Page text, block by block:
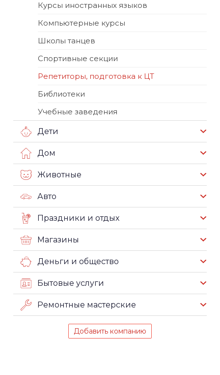
Курсы иностранных языков
Компьютерные курсы
Школы танцев
Спортивные секции
Репетиторы, подготовка к ЦТ
Библиотеки
Учебные заведения
Дети
Дом
Животные
Авто
Праздники и отдых
Магазины
Деньги и общество
Бытовые услуги
Ремонтные мастерские
Добавить компанию